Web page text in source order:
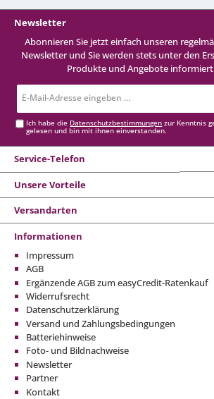
Newsletter
Abonnieren Sie jetzt einfach unseren
Newsletter und Sie werden stets unter den
Produkte und Angebote
Mail-
Ich habe die Datenschutzbestimmungen zur Kenntnis
gelesen und bin mit ihnen einverstanden.
Service-Telefon
Unsere Vorteile
Versandarten
Informationen
Impressum
AGB
Ergänzende AGB zum easyCredit-Ratenkauf
Widerrufsrecht
Datenschutzerklärung
Versand und Zahlungsbedingungen
Batteriehinweise
Foto- und Bildnachweise
Newsletter
Partner
Kontakt